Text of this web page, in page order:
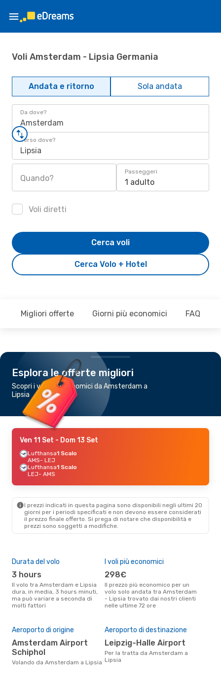
Voli Amsterdam - Lipsia Germania
Andata e ritorno Sola andata
Da dove?
Amsterdam
Verso dove?
Lipsia
Quando?
Passeggeri
1 adulto
Voli diretti
Cerca Volo + Hotel
Cerca voli
Migliori offerte Giorni più economici FAQ
Esplora le offerte migliori
Scopri i voli più economici da Amsterdam a
Lipsia
Ven 11 Set - Dom 13 Set
Lufthansa1 Scalo
AMS- LEJ
Lufthansa1 Scalo
LEJ- AMS
I prezzi indicati in questa pagina sono disponibili negli ultimi 20
giorni per i periodi specificati e non devono essere considerati
il ​​prezzo finale offerto. Si prega di notare che disponibilità e
prezzi sono soggetti a modifiche.
Durata del volo
3 hours
Il volo tra Amsterdam e Lipsia
dura, in media, 3 hours minuti,
ma può variare a seconda di
molti fattori
I voli più economici
298€
Il prezzo più economico per un
volo solo andata tra Amsterdam
- Lipsia trovato dai nostri clienti
nelle ultime 72 ore
Aeroporto di origine
Amsterdam Airport
Schiphol
Volando da Amsterdam a Lipsia
Aeroporto di destinazione
Leipzig-Halle Airport
Per la tratta da Amsterdam a
Lipsia